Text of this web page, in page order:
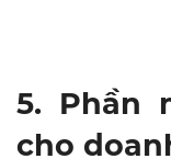
5. Phần
cho